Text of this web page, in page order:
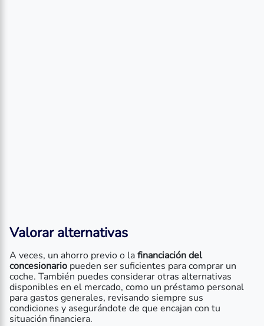
Valorar alternativas
A veces, un ahorro previo o lafinanciación del
concesionario pueden ser suficientes para comprar un
coche. También puedes considerar otras alternativas
disponibles en el mercado, como un préstamo personal
para gastos generales, revisando siempre sus
condiciones y asegurándote de que encajan con tu
situación financiera.